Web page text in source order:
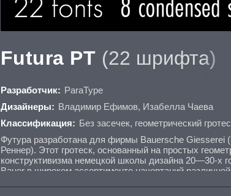
Futura PT (22 шрифта)
Разработчик: ParaType
Дизайнеры: Владимир Ефимов, Изабелла Чаева
Классификация: Без засечек, геометрический
Футура разработана для фирмы Bauersche Giesserei
Реннер). Этот гротеск, основанный на простых
конструктивизма немецкой школы дизайна 20—30-х
Bauer в широком ассортименте начертаний